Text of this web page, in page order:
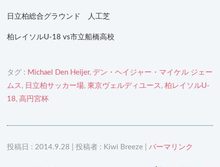
日立柏総合グラウンド 人工芝
柏レイソルU-18 vs市立船橋高校
タグ : Michael Den Heijer, デン・ヘイジャー・マイケル ジェー
ムス , 日立柏サッカー場, 東京ヴェルディユース , 柏レイソルU-
18, 高円宮杯
投稿日 : 2014.9.28 | 投稿者 : Kiwi Breeze | パーマリンク